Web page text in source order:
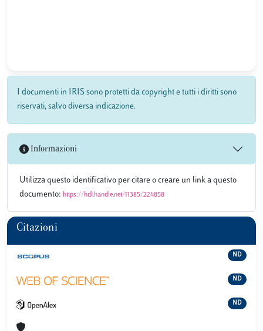
I documenti in IRIS sono protetti da copyright e tutti i diritti sono
riservati, salvo diversa indicazione.
Informazioni
Utilizza questo identificativo per citare o creare un link a questo
documento: https://hdl.handle.net/11385/224858
Citazioni
ND
ND
ND